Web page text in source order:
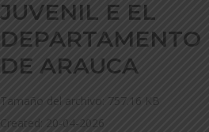
JUVENIL E EL
DEPARTAMENTO
DE ARAUCA
Tamaño del archivo: 757.16 KB
Created: 20-04-2026